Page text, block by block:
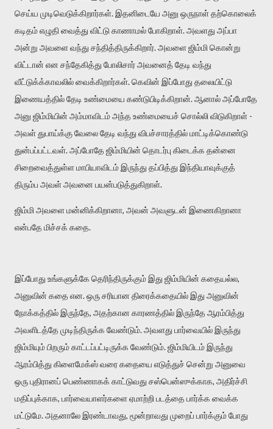
செய்ய முடிவெடுக்கிறார்கள். இதனிடையே அனு ஒருநாள் தற்கொலைக்
கடிதம் எழுதி வைத்து விட்டு காணாமல் போகிறாள். அவளது அப்பா
அன்று அவளை வந்து சந்தித்திருக்கிறார். அவளை ஜிம்மி கொன்று
விட்டான் என சந்தேகித்து போலிசார் அவனைத் தேடி வந்து
வீட்டுக்க்காவலில் வைக்கிறார்கள். கெவின் இப்போது தலையிட்டு
இணையத்தில் தேடி உண்மையை கண்டுபிடிக்கிறான். ஆனால் அப்போதே
அனு ஜிம்மியின் அம்மாவிடம் அந்த உண்மையைச் சொல்லி விடுகிறாள் -
அவள் துபாய்க்கு வேலை தேடி வந்து விபச்சாரத்தில் மாட்டிக்கொண்டு
துன்பப்பட்டவள். அப்போதே ஜிம்மியின் தொடர்பு கிடைக்க தன்னை
சிறைவைத்துள்ள மாபியாவிடம் இருந்து தப்பித்து இந்தியாவுக்குத்
திரும்ப அவள் அவனை பயன்படுத்துகிறாள்.
ஜிம்மி அவளை மன்னிக்கிறானா, அவன் அவளுடன் இணைகிறானா
என்பதே மிச்சக் கதை.
இப்போது உங்களுக்கே தெரிந்திருக்கும் இது ஜிம்மியின் கதையல்ல,
அனுவின் கதை என. ஒரு சரியான திரைக்கதையில் இது அனுவின்
நோக்கத்தில் இருந்தே, அதற்கான காரணத்தில் இருந்தே ஆரம்பித்து
அவளிடத்தே முடிந்திருக்க வேண்டும். அவளது பார்வையில் இருந்து
ஜிம்மியும் பிறரும் காட்டப்பட்டிருக்க வேண்டும். ஜிம்மியிடம் இருந்து
ஆரம்பித்து கிளைமேக்ஸ் வரை கதையை எடுத்துச் சென்று அனுவை
ஒரு புதிரானப் பெண்ணாகக் காட்டுவது சஸ்பென்ஸுக்காக, அதிர்ச்சி
மதிப்புக்காக, பார்வையாளர்களை ஏமாற்றி படத்தை பார்க்க வைக்க
மட்டுமே. அதனாலே இரண்டாவது, மூன்றாவது முறைப் பார்க்கும் போது